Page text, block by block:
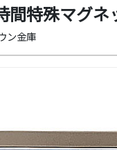
間特殊マグ
ン金庫